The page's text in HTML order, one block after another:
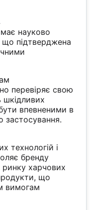
науково
підтверджена
перевіряє свою
шкідливих
впевненими в
застосування.
технологій і
бренду
харчових
що
вимогам